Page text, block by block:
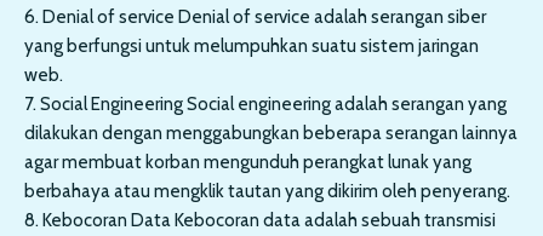
6. Denial of service Denial of service adalah serangan siber
yang berfungsi untuk melumpuhkan suatu sistem jaringan
web.
7. Social Engineering Social engineering adalah serangan yang
dilakukan dengan menggabungkan beberapa serangan lainnya
agar membuat korban mengunduh perangkat lunak yang
berbahaya atau mengklik tautan yang dikirim oleh penyerang.
8. Kebocoran Data Kebocoran data adalah sebuah transmisi